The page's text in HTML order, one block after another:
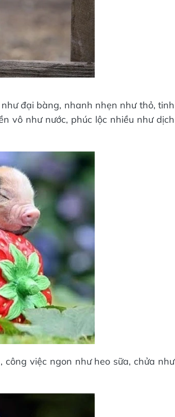
đại bàng, nhanh nhẹn như thỏ, tinh
vô như nước, phúc lộc nhiều như dịch
công việc ngon như heo sữa, chửa như